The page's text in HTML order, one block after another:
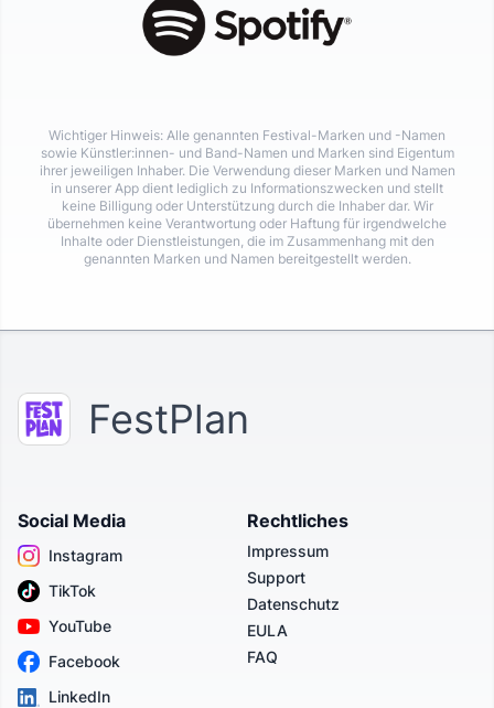
Wichtiger Hinweis: Alle genannten Festival-Marken und -Namen
sowie Künstler:innen- und Band-Namen und Marken sind Eigentum
ihrer jeweiligen Inhaber. Die Verwendung dieser Marken und Namen
in unserer App dient lediglich zu Informationszwecken und stellt
keine Billigung oder Unterstützung durch die Inhaber dar. Wir
übernehmen keine Verantwortung oder Haftung für irgendwelche
Inhalte oder Dienstleistungen, die im Zusammenhang mit den
genannten Marken und Namen bereitgestellt werden.
FestPlan
Social Media
Instagram
TikTok
YouTube
Facebook
LinkedIn
Rechtliches
Impressum
Support
Datenschutz
EULA
FAQ